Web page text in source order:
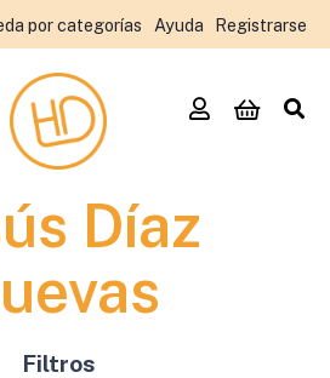
por categorías Ayuda Registrarse
Díaz
Filtros